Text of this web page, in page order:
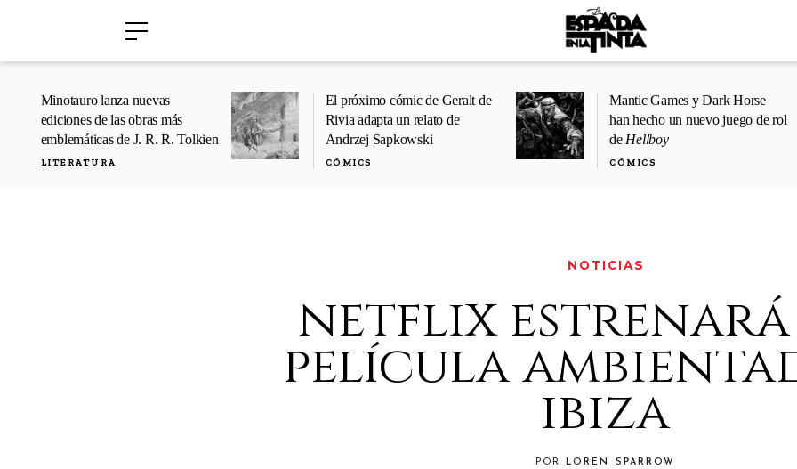
Minotauro lanza nuevas
ediciones de las obras más
emblemáticas de J. R. R. Tolkien
LITERATURA
El próximo cómic de Geralt de
Rivia adapta un relato de
Andrzej Sapkowski
CÓMICS
Mantic Games y Dark Horse
han hecho un nuevo juego de rol
de Hellboy
CÓMICS
NOTICIAS
netflix estrenará
película
ibiza
POR LOREN SPARROW
›